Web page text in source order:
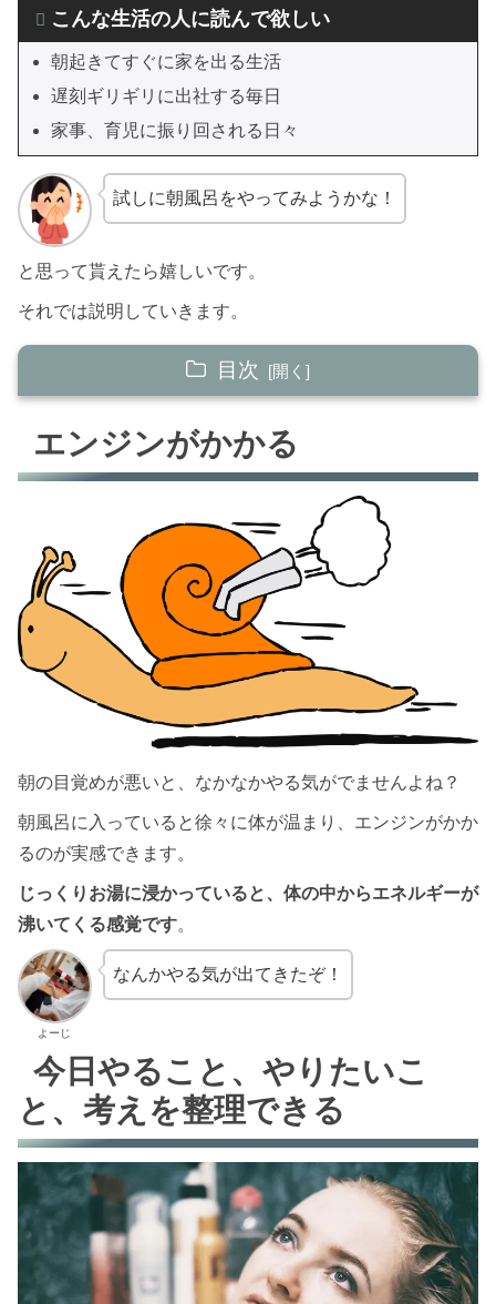
こんな生活の人に読んで欲しい
朝起きてすぐに家を出る生活
遅刻ギリギリに出社する毎日
家事、育児に振り回される日々
試しに朝風呂をやってみようかな！
と思って貰えたら嬉しいです。
それでは説明していきます。
目次
エンジンがかかる
今日やること、やりたいこと、考えを整理でき
いいスタートがきれる
１日の時間の使い方
朝風呂の注意点
【まとめ】朝風呂でいい1日の始まる
エンジンがかかる
朝の目覚めが悪いと、なかなかやる気がでませんよね？
朝風呂に入っていると徐々に体が温まり、エンジンがかか
るのが実感できます。
じっくりお湯に浸かっていると、体の中からエネルギーが
沸いてくる感覚です。
よーじ
なんかやる気が出てきたぞ！
今日やること、やりたいこ
と、考えを整理できる